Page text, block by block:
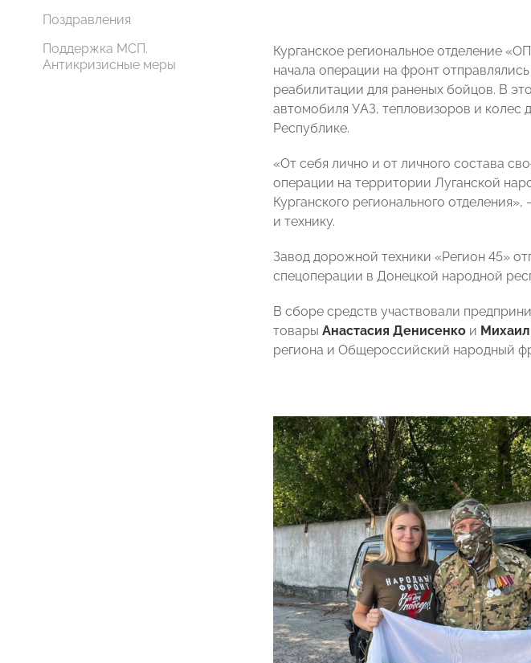
Поздравления
Поддержка МСП.
Антикризисные меры
Курганское региональное отделение
начала операции на фронт
реабилитации для раненых бойцов. В
автомобиля УАЗ, тепловизоров и колес
Республике.
«От себя лично и от личного состава
операции на территории Луганской
Курганского регионального
и технику.
Завод дорожной техники «Регион 45»
спецоперации в Донецкой народной
В сборе средств участвовали
товары Анастасия Денисенко и
региона и Общероссийский народный